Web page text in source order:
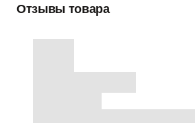
Отзывы товара